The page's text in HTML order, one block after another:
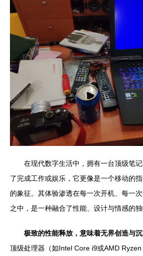
在现代数字生活中，拥有一台顶级笔
了完成工作或娱乐，它更像是一个移动的
的象征。其体验渗透在每一次开机、每一
之中，是一种融合了性能、设计与情感的独
极致的性能释放，意味着无界创造与
顶级处理器（如Intel Core i9或AMD